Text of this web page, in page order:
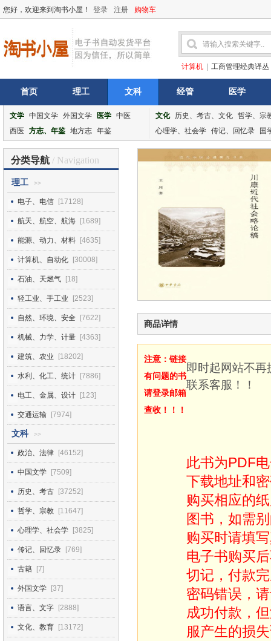
您好，欢迎来到淘书小屋！ 登录 注册 购物车
计算机 工商管理经典译丛
首页 理工 文科 经管 医学
文学 中国文学 外国文学 医学 中医
西医
方志、年鉴 地方志 年鉴
文化 历史、考古、文化 哲学、宗
心理学、社会学 传记、回忆录 国
分类导航 / Navigation
理工 >>
电子、电信 [17128]
航天、航空、航海 [1689]
能源、动力、材料 [4635]
计算机、自动化 [30008]
石油、天燃气 [18]
轻工业、手工业 [2523]
自然、环境、安全 [7622]
机械、力学、计量 [4363]
建筑、农业 [18202]
水利、化工、统计 [7886]
电工、金属、设计 [123]
交通运输 [7974]
文科 >>
政治、法律 [46152]
中国文学 [7509]
历史、考古 [37252]
哲学、宗教 [11647]
心理学、社会学 [3825]
传记、回忆录 [769]
古籍 [7]
外国文学 [37]
语言、文字 [2888]
文化、教育 [13172]
商品详情
注意：链接
有问题的书
请登录邮箱
查收！！！
即时起网站不
联系客服！！
此书为PDF
下载地址和
购买相应的
图书，如需
购买时请填
电子书购买
切记，付款
密码错误，
成功付款，
服产生的损